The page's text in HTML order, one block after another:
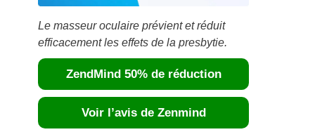
Le masseur oculaire prévient et réduit
efficacement les effets de la presbytie.
ZendMind 50% de réduction
Voir l’avis de Zenmind